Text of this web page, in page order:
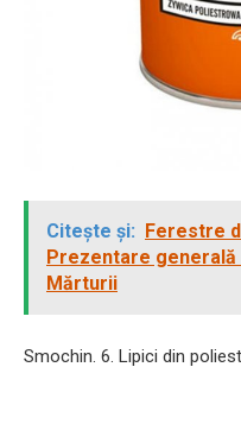
Citește și: Ferestre
Prezentare
Mărturii
Smochin. 6. Lipici din